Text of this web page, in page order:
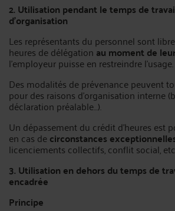
2. Utilisation pendant le temps de
d’organisation
Les représentants du personnel sont
heures de délégationau moment de
l’employeur puisse en restreindre l’usage.
Des modalités de prévenance peuvent
pour des raisons d’organisation interne
déclaration préalable…).
Un dépassement du crédit d’heures est
en cas decirconstances
licenciements collectifs, conflit social,
3. Utilisation en dehors du temps de
encadrée
Principe